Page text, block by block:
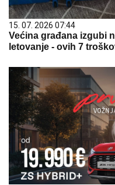
15. 07. 2026 07:44
Većina građana izgubi
letovanje - ovih 7